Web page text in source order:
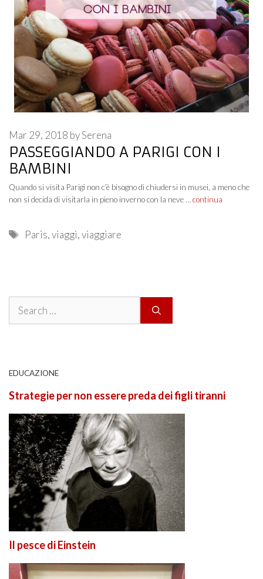
PASSEGGIANDO A PARIGI CON I
BAMBINI
Mar 29, 2018 bySerena
Quando si visita Parigi non c’è bisogno di chiudersi in musei, a meno che
non si decida di visitarla in pieno inverno con la neve … continua
Tags
Paris,viaggi,viaggiare
Search
EDUCAZIONE
Strategie per non essere preda dei figli tiranni
Il pesce di Einstein